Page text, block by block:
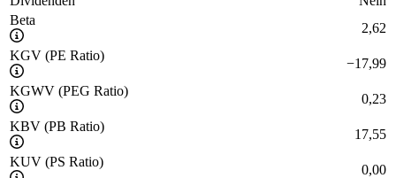
Beta
2,62
KGV (PE Ratio)
−17,99
KGWV (PEG Ratio)
0,23
KBV (PB Ratio)
17,55
KUV (PS Ratio)
0,00